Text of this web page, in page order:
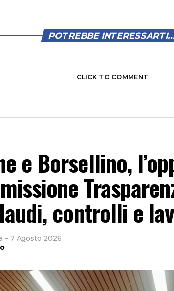
POTREBBE
CLICK TO COMMENT
e Borsellino,
controlli e
– 7 Agosto 2026